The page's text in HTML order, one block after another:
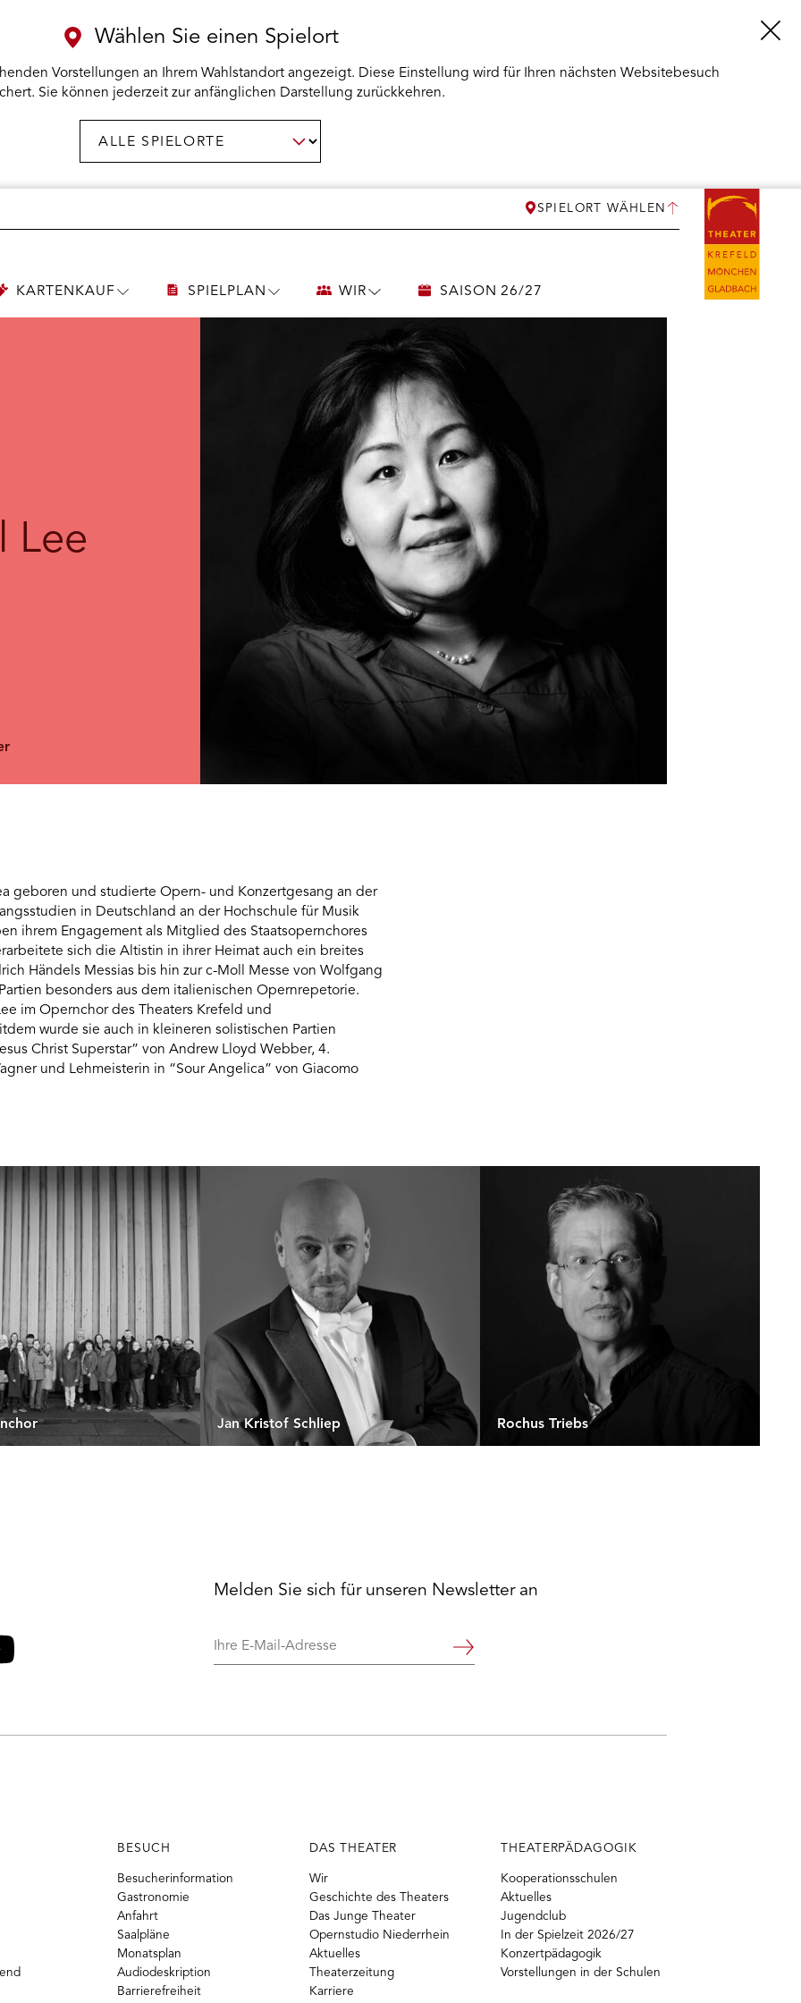
SPIELORT WÄHLEN
Wählen Sie einen Spielort
Vorstellungen an Ihrem Wahlstandort angezeigt. Diese Einstellung wird für Ihren nächsten Websitebesuch
Sie können jederzeit zur anfänglichen Darstellung zurückkehren.
KARTENKAUF UNTERMENÜSPIELPLAN UNTERMENÜ
WIR UNTERMENÜ
ÖFFNEN
SAISON 26/27
Lee
geboren und studierte Opern- und Konzertgesang an der
in Deutschland an der Hochschule für Musik
ihrem Engagement als Mitglied des Staatsopernchores
sich die Altistin in ihrer Heimat auch ein breites
Händels Messias bis hin zur c-Moll Messe von Wolfgang
besonders aus dem italienischen Opernrepetorie.
im Opernchor des Theaters Krefeld und
wurde sie auch in kleineren solistischen Partien
Christ Superstar” von Andrew Lloyd Webber, 4.
und Lehmeisterin in “Sour Angelica” von Giacomo
Jan Kristof Schliep Rochus Triebs
Melden Sie sich für unseren Newsletter an
Ihre
Weiter
BESUCH
Besucherinformation
Gastronomie
Anfahrt
Saalpläne
Monatsplan
Audiodeskription
Barrierefreiheit
DAS THEATER
Wir
Geschichte des Theaters
Das Junge Theater
Opernstudio Niederrhein
Aktuelles
Theaterzeitung
Karriere
THEATERPÄDAGOGIK
Kooperationsschulen
Aktuelles
Jugendclub
In der Spielzeit 2026/27
Konzertpädagogik
Vorstellungen in der Schulen